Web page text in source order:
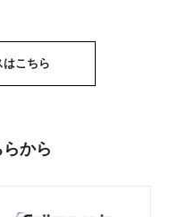
こちら
から